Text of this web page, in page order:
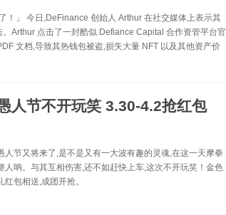
！」 今日,DeFinance 创始人 Arthur 在社交媒体上表示其
Arthur 点击了一封酷似 Defiance Capital 合作资管平台官
文档,导致其热钱包被盗,损失大量 NFT 以及其他资产价
人节不开玩笑 3.30-4.2抢红包
人节又将来了,是不是又有一大波有趣的灵魂,在这一天摩拳
人呐。与其互相伤害,还不如赶快上车,这次不开玩笑！金色
包相送,成团开抢。